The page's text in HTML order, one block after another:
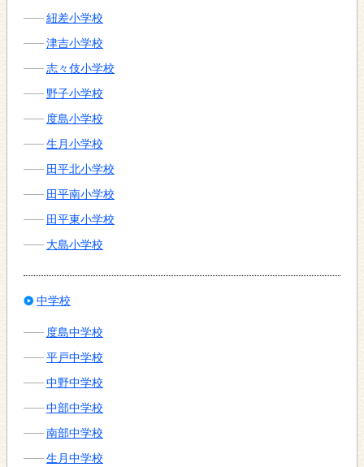
紐差小学校
津吉小学校
志々伎小学校
野子小学校
度島小学校
生月小学校
田平北小学校
田平南小学校
田平東小学校
大島小学校
中学校
度島中学校
平戸中学校
中野中学校
中部中学校
南部中学校
生月中学校